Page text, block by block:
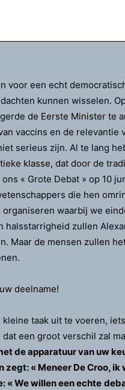
voor een echt
kunnen wisselen.
de Eerste Minister te
vaccins en de relevantie
serieus zijn. Al te lang
klasse, dat door de
« Grote Debat » op 10
die hen
waarbij we
halsstarrigheid zullen
Maar de mensen zullen
deelname!
taak uit te voeren,
een groot verschil zal
de apparatuur van uw
« Meneer De Croo, ik
« We willen een echte